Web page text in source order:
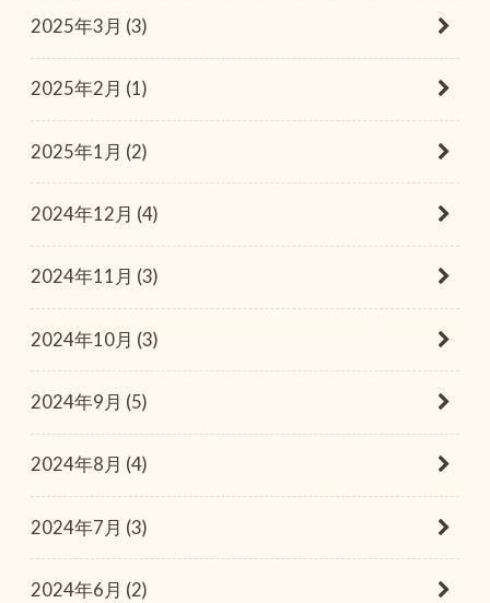
2025年3月 (3)
2025年2月 (1)
2025年1月 (2)
2024年12月 (4)
2024年11月 (3)
2024年10月 (3)
2024年9月 (5)
2024年8月 (4)
2024年7月 (3)
2024年6月 (2)